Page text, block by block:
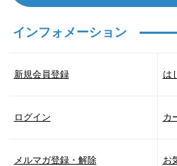
インフォメーション
新規会員登録 は
ログイン カ
メルマガ登録・解除 お